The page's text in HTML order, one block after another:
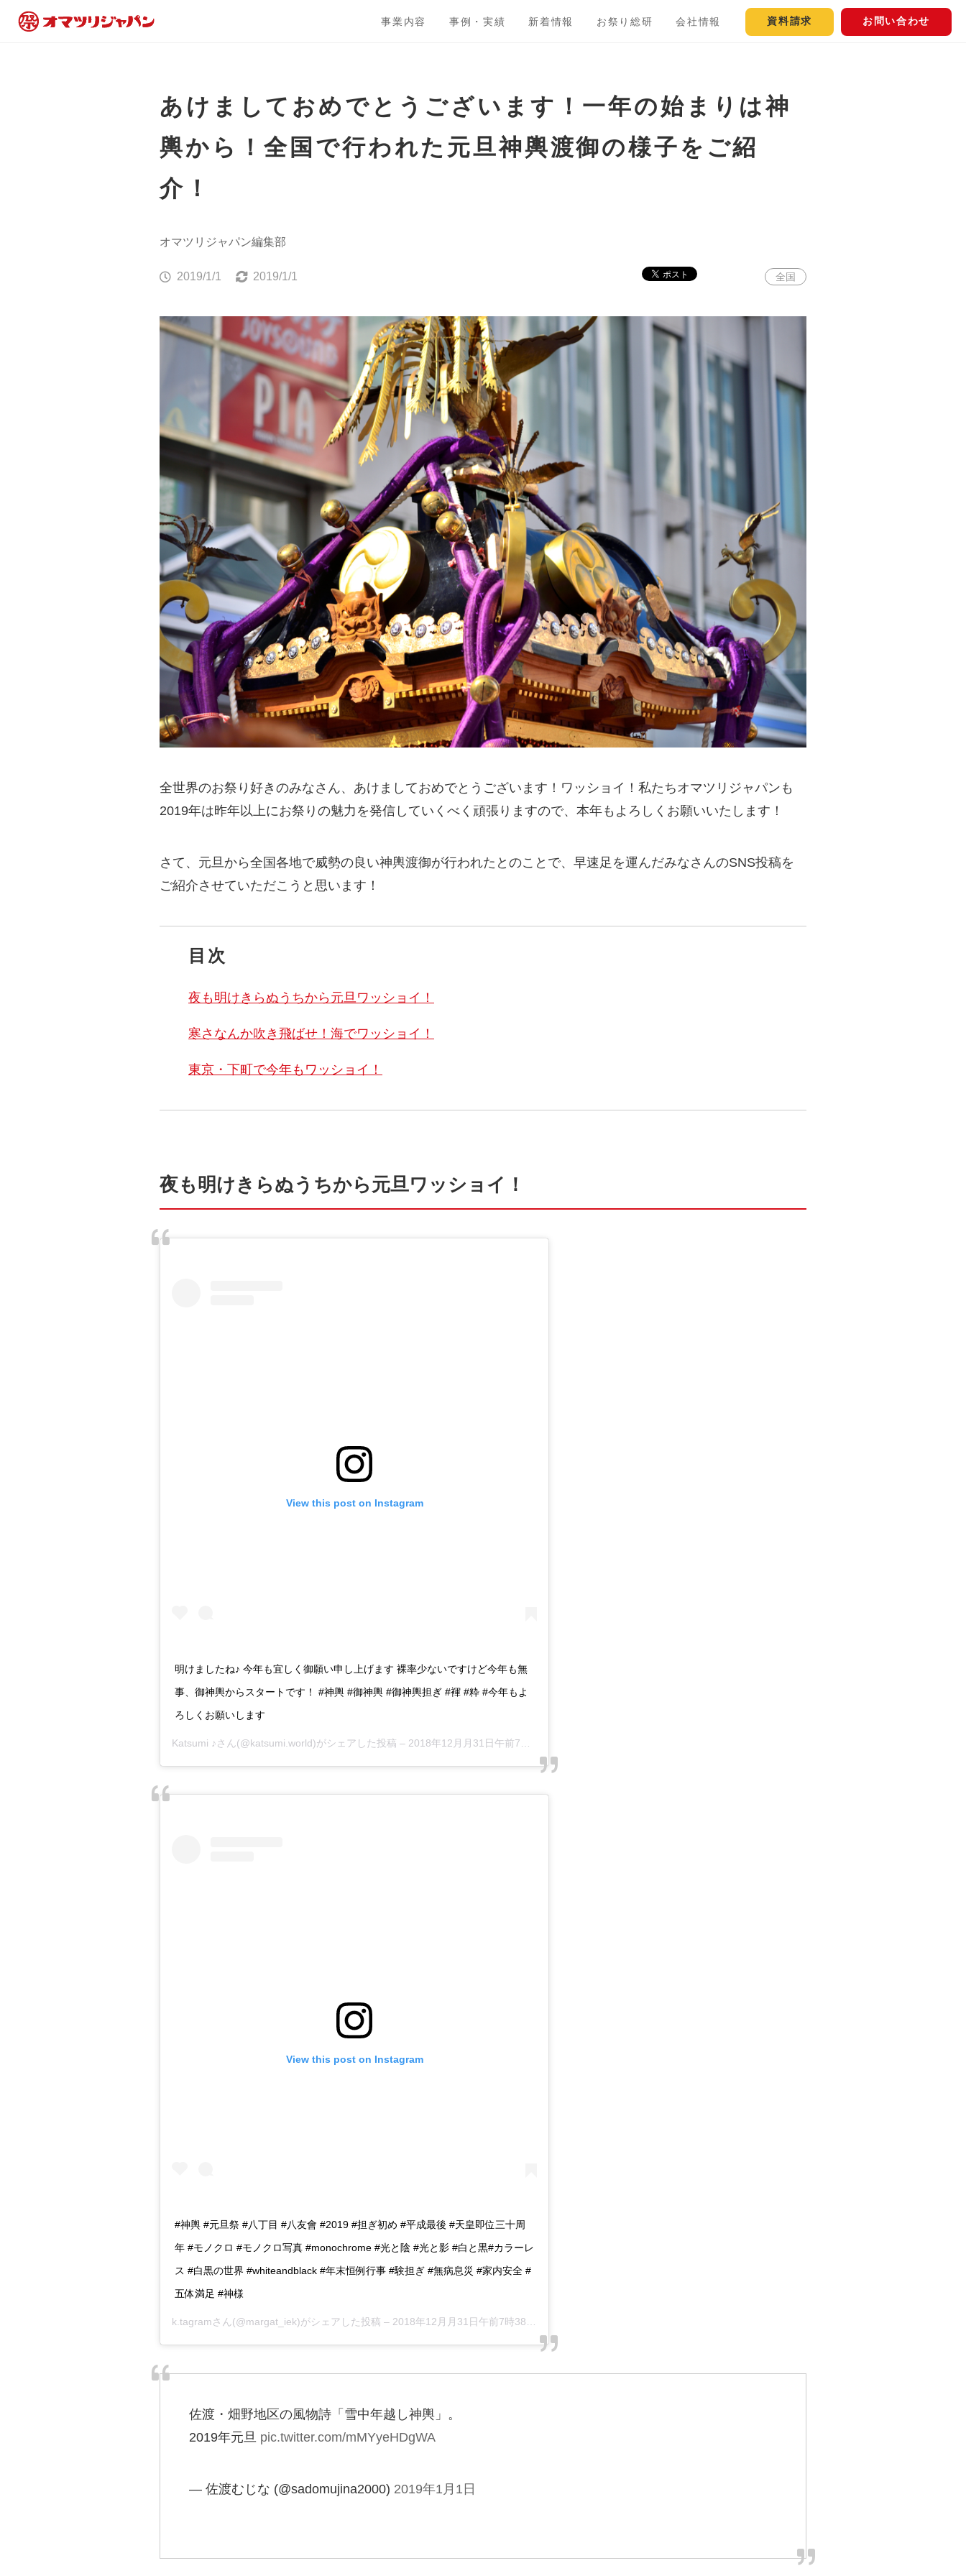
事業内容 事例・実績 新着情報 お祭り総研 会社情報 資料請求 お問い合わせ
あけましておめでとうございます！一年の始まりは神
輿から！全国で行われた元旦神輿渡御の様子をご紹
介！
オマツリジャパン編集部
2019/1/1 2019/1/1 全国
全世界のお祭り好きのみなさん、あけましておめでとうございます！ワッショイ！私たちオマツリジャパンも
2019年は昨年以上にお祭りの魅力を発信していくべく頑張りますので、本年もよろしくお願いいたします！
さて、元旦から全国各地で威勢の良い神輿渡御が行われたとのことで、早速足を運んだみなさんのSNS投稿を
ご紹介させていただこうと思います！
目次
夜も明けきらぬうちから元旦ワッショイ！
寒さなんか吹き飛ばせ！海でワッショイ！
東京・下町で今年もワッショイ！
夜も明けきらぬうちから元旦ワッショイ！
View this post on Instagram
明けましたね♪ 今年も宜しく御願い申し上げます 裸率少ないですけど今年も無
事、御神輿からスタートです！ #神輿 #御神輿 #御神輿担ぎ #褌 #粋 #今年もよ
ろしくお願いします
Katsumi ♪さん(@katsumi.world)がシェアした投稿 – 2018年12月月31日午前7時10分PST
View this post on Instagram
#神輿 #元旦祭 #八丁目 #八友會 #2019 #担ぎ初め #平成最後 #天皇即位三十周
年 #モノクロ #モノクロ写真 #monochrome #光と陰 #光と影 #白と黒#カラーレ
ス #白黒の世界 #whiteandblack #年末恒例行事 #験担ぎ #無病息災 #家内安全 #
五体満足 #神様
k.tagramさん(@margat_iek)がシェアした投稿 – 2018年12月月31日午前7時38分PST
佐渡・畑野地区の風物詩「雪中年越し神輿」。
2019年元旦 pic.twitter.com/mMYyeHDgWA
— 佐渡むじな (@sadomujina2000) 2019年1月1日